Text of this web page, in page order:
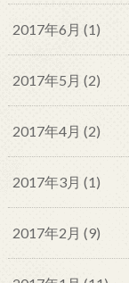
2017年6月 (1)
2017年5月 (2)
2017年4月 (2)
2017年3月 (1)
2017年2月 (9)